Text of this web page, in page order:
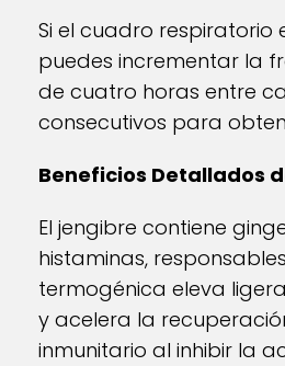
Si el cuadro
puedes incrementar la
de cuatro horas entre
consecutivos para
Beneficios Detallados
El jengibre contiene
histaminas,
termogénica eleva
y acelera la
inmunitario al inhibir la